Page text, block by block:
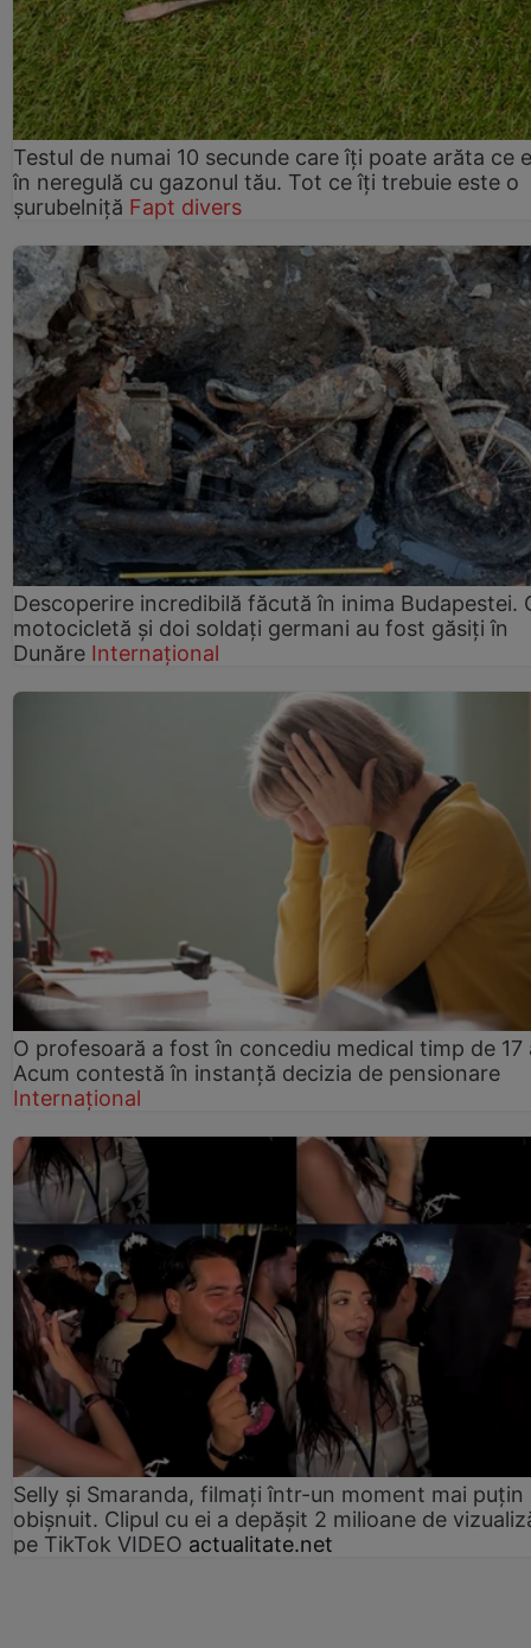
Testul de numai 10 secunde care îți poate arăta ce
în neregulă cu gazonul tău. Tot ce îți trebuie este o
șurubelniță Fapt divers
Descoperire incredibilă făcută în inima Budapestei.
motocicletă și doi soldați germani au fost găsiți în
Dunăre Internațional
O profesoară a fost în concediu medical timp de 17
Acum contestă în instanță decizia de pensionare
Internațional
Selly și Smaranda, filmați într-un moment mai puțin
obișnuit. Clipul cu ei a depășit 2 milioane de
pe TikTok VIDEO actualitate.net